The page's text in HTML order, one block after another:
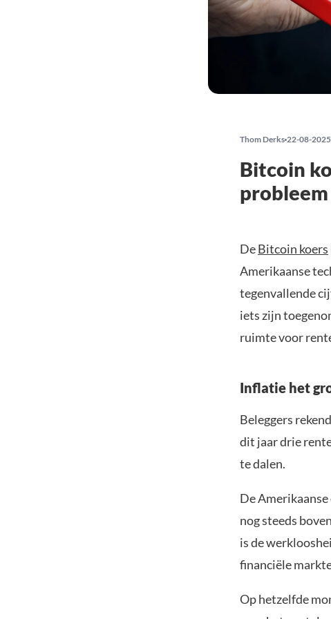
Thom Derks 22-08-2025
Bitcoin
probleem
DeBitcoin koers
Amerikaanse
tegenvallende
iets zijn
ruimte voor
Inflatie het
Beleggers
dit jaar drie
te dalen.
De
nog steeds
is de
financiële
Op hetzelfde